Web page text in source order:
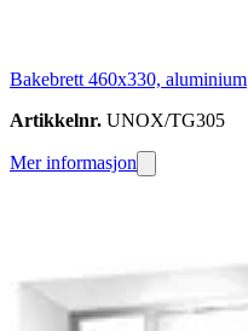
Bakebrett 460x330, aluminium
Artikkelnr. UNOX/TG305
Mer informasjon